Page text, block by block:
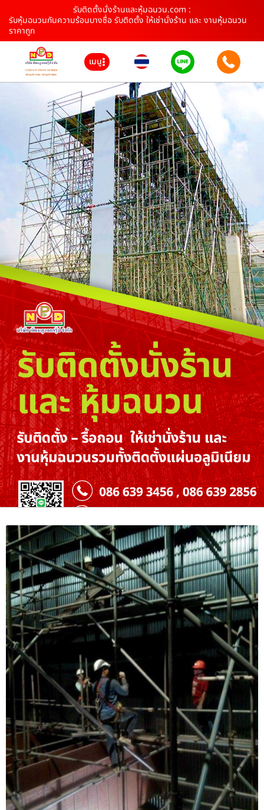
รับติดตั้งนั่งร้านและหุ้มฉนวน.com :
รับหุ้มฉนวนกันความร้อนบางซื่อ รับติดตั้ง ให้เช่านั่งร้าน และ งานหุ้มฉนวน
ราคาถูก
เมนู